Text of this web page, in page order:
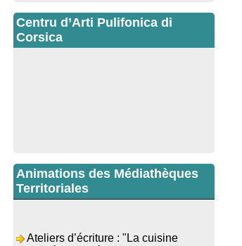
Centru d’Arti Pulifonica di
Corsica
Animations des Médiathèques
Territoriales
retrouvée" animés par Dominique